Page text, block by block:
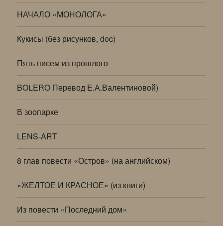
НАЧАЛО «МОНОЛОГА»
Кукисы (без рисунков, doc)
Пять писем из прошлого
BOLERO Перевод Е.А.Валентиновой)
В зоопарке
LENS-ART
8 глав повести «Остров» (на английском)
«ЖЕЛТОЕ И КРАСНОЕ» (из книги)
Из повести «Последний дом»